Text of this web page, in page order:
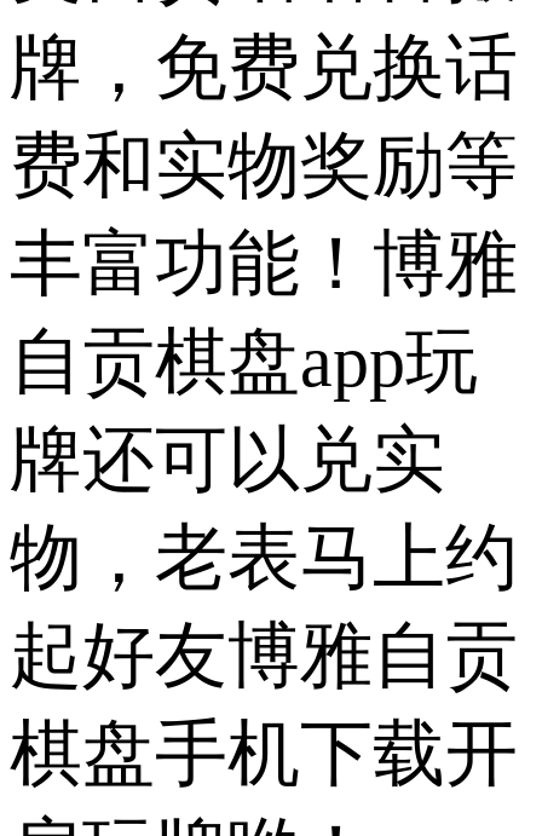
牌，免费兑换话
费和实物奖励等
丰富功能！博雅
自贡棋盘app玩
牌还可以兑实
物，老表马上约
起好友博雅自贡
棋盘手机下载开